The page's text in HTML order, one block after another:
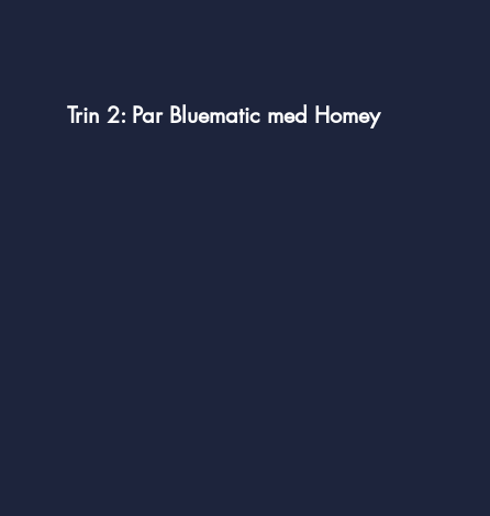
Trin 2: Par Bluematic med Homey